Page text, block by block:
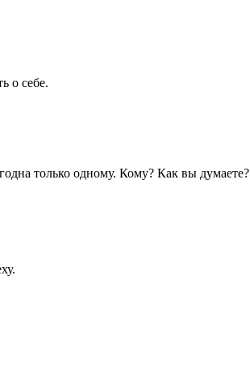
о себе.
только одному. Кому? Как вы думаете?